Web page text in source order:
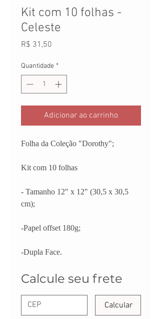
Kit com 10 folhas -
Celeste
R$ 31,50
Quantidade *
Adicionar ao carrinho
Folha da Coleção "Dorothy";
Kit com 10 folhas
- Tamanho 12" x 12" (30,5 x 30,5
cm);
-Papel offset 180g;
-Dupla Face.
Calcule seu frete
Calcular